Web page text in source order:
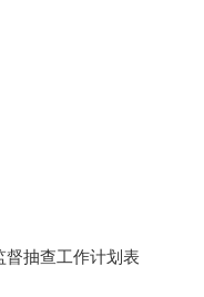
督抽查工作计划表